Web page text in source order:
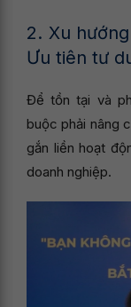
2. Xu
Ưu tiên tư
Để tồn tại và
buộc phải nâng
gắn liền hoạt
doanh nghiệp.